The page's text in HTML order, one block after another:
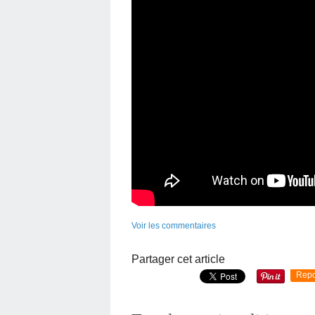
Voir les commentaires
Partager cet article